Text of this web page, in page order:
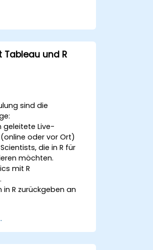
der Analyse nutzen.
und
Visualisierungen auf
und
erzeugen.
die mehrere
und Filter einbeziehen,
und R
sind die
geleitete Live-
oder vor Ort)
die in R für
möchten.
mit R
R zurückgeben an
für
treffen.